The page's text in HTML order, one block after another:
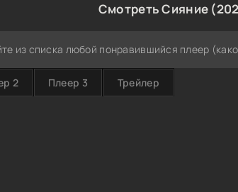
Смотреть Сияние
из списка любой понравившийся плеер
2 Плеер 3 Трейлер